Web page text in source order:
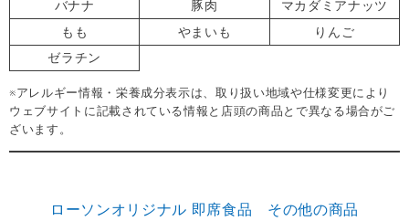
バナナ
豚肉
マカダミアナッツ
もも
やまいも
りんご
ゼラチン
※アレルギー情報・栄養成分表示は、取り扱い地域や仕様変更により
ウェブサイトに記載されている情報と店頭の商品とで異なる場合がご
ざいます。
ローソンオリジナル 即席食品 その他の商品